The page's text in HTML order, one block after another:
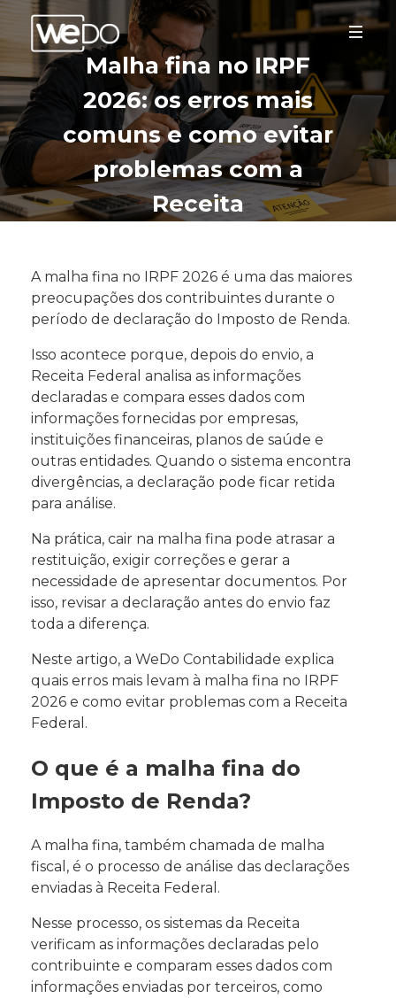
Malha fina no IRPF
2026: os erros mais
comuns e como evitar
problemas com a
Receita
A malha fina no IRPF 2026 é uma das maiores
preocupações dos contribuintes durante o
período de declaração do Imposto de Renda.
Isso acontece porque, depois do envio, a
Receita Federal analisa as informações
declaradas e compara esses dados com
informações fornecidas por empresas,
instituições financeiras, planos de saúde e
outras entidades. Quando o sistema encontra
divergências, a declaração pode ficar retida
para análise.
Na prática, cair na malha fina pode atrasar a
restituição, exigir correções e gerar a
necessidade de apresentar documentos. Por
isso, revisar a declaração antes do envio faz
toda a diferença.
Neste artigo, a WeDo Contabilidade explica
quais erros mais levam à malha fina no IRPF
2026 e como evitar problemas com a Receita
Federal.
O que é a malha fina do
Imposto de Renda?
A malha fina, também chamada de malha
fiscal, é o processo de análise das declarações
enviadas à Receita Federal.
Nesse processo, os sistemas da Receita
verificam as informações declaradas pelo
contribuinte e comparam esses dados com
informações enviadas por terceiros, como